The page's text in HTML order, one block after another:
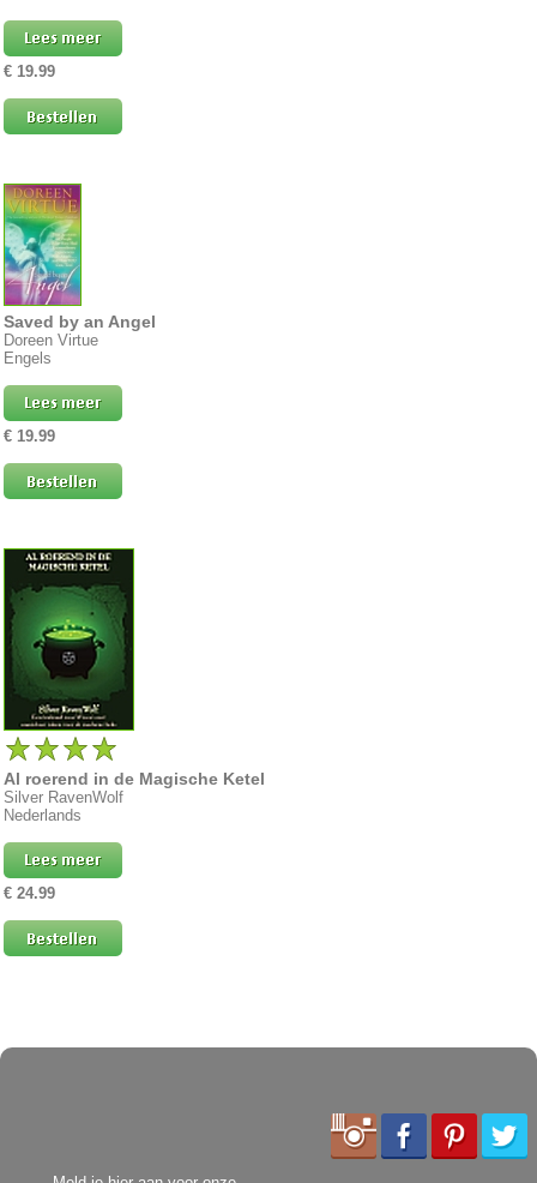
€ 19.99
Saved by an Angel
Doreen Virtue
Engels
€ 19.99
Al roerend in de Magische Ketel
Silver RavenWolf
Nederlands
€ 24.99